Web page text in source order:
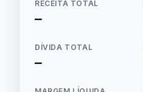
RECEITA TOTAL
—
DÍVIDA TOTAL
—